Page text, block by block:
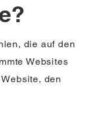
die auf den
Websites
den